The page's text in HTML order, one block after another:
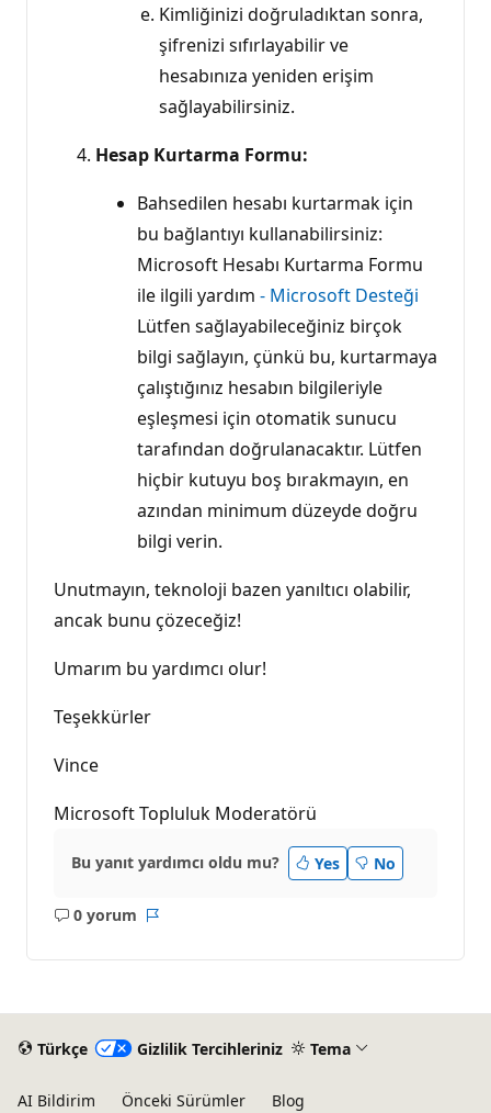
Kimliğinizi doğruladıktan sonra,
şifrenizi sıfırlayabilir ve
hesabınıza yeniden erişim
sağlayabilirsiniz.
Hesap Kurtarma Formu:
Bahsedilen hesabı kurtarmak için
bu bağlantıyı kullanabilirsiniz:
Microsoft Hesabı Kurtarma Formu
ile ilgili yardım - Microsoft Desteği
Lütfen sağlayabileceğiniz birçok
bilgi sağlayın, çünkü bu, kurtarmaya
çalıştığınız hesabın bilgileriyle
eşleşmesi için otomatik sunucu
tarafından doğrulanacaktır. Lütfen
hiçbir kutuyu boş bırakmayın, en
azından minimum düzeyde doğru
bilgi verin.
Unutmayın, teknoloji bazen yanıltıcı olabilir,
ancak bunu çözeceğiz!
Umarım bu yardımcı olur!
Teşekkürler
Vince
Microsoft Topluluk Moderatörü
Bu yanıt yardımcı oldu mu? Yes No
0 yorum
Açıklama
Türkçe Gizlilik Tercihleriniz Tema
AI Bildirim Önceki Sürümler Blog